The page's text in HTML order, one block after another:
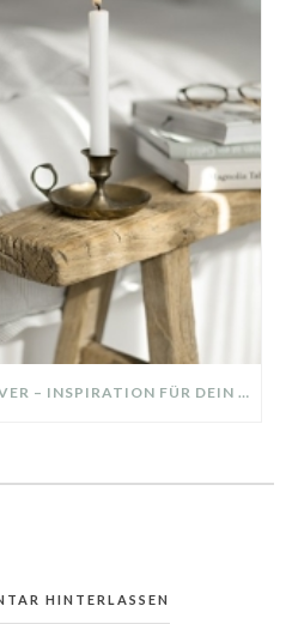
SCHLAFZIMMER MAKEOVER – INSPIRATION FÜR DEIN SCHLAFZIMMER: AUS ALT MACH NEU – HELL, GEMÜTLICH UND EINLADEND
HINTERLASSEN